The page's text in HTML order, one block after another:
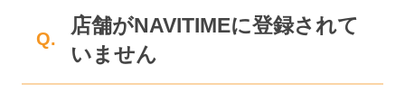
Q.
店舗がNAVITIMEに登録されて
いません